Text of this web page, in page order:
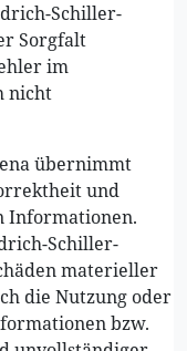
Schiller-
Sorgfalt
im
nicht
übernimmt
und
Informationen.
Schiller-
materieller
die Nutzung oder
bzw.